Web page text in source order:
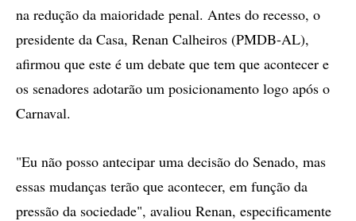
na redução da maioridade penal. Antes do recesso, o
presidente da Casa, Renan Calheiros (PMDB-AL),
afirmou que este é um debate que tem que acontecer e
os senadores adotarão um posicionamento logo após o
Carnaval.
"Eu não posso antecipar uma decisão do Senado, mas
essas mudanças terão que acontecer, em função da
pressão da sociedade", avaliou Renan, especificamente